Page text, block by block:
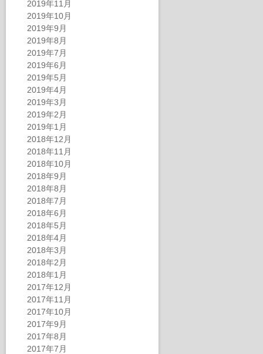
2019年11月
2019年10月
2019年9月
2019年8月
2019年7月
2019年6月
2019年5月
2019年4月
2019年3月
2019年2月
2019年1月
2018年12月
2018年11月
2018年10月
2018年9月
2018年8月
2018年7月
2018年6月
2018年5月
2018年4月
2018年3月
2018年2月
2018年1月
2017年12月
2017年11月
2017年10月
2017年9月
2017年8月
2017年7月